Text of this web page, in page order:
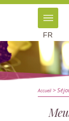
FR
Accueil>